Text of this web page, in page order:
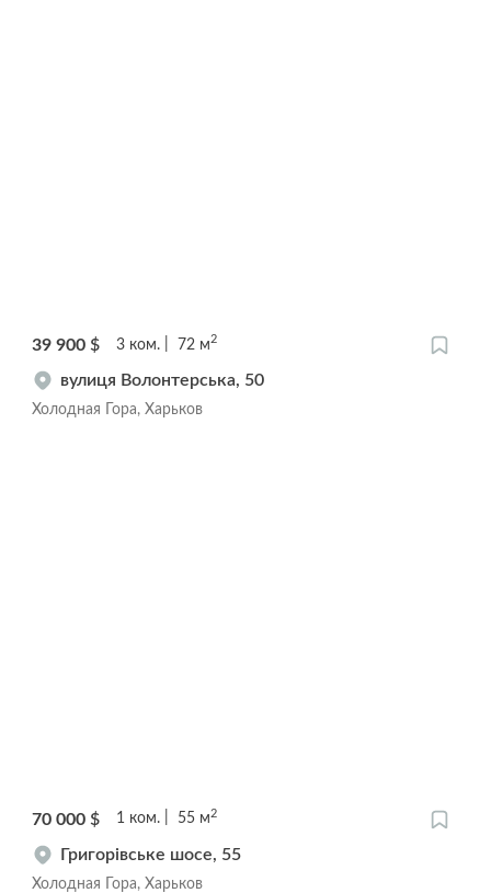
39 900 $ 3 ком. 72 м2
вулиця Волонтерська, 50
Холодная Гора, Харьков
70 000 $ 1 ком. 55 м 2
Григорівське шосе, 55
Холодная Гора, Харьков